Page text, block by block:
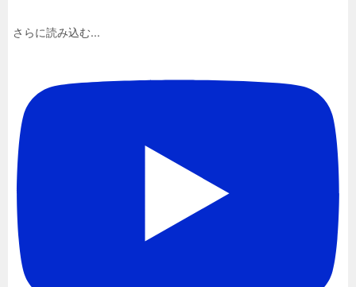
さらに読み込む...